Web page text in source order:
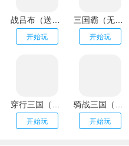
开始玩 开始玩
穿行三国（全武将免充）
开始玩
骑战三国（GM刷充金手指）
开始玩